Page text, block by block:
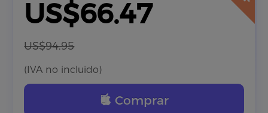
US$66.47
US$94.95
(IVA no incluido)
Comprar